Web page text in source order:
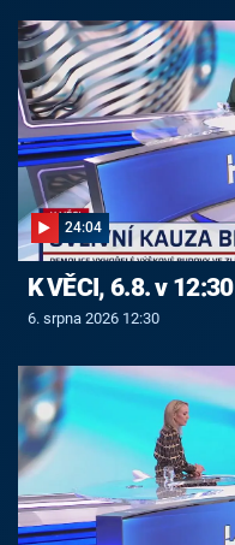
24:04
K VĚCI, 6.8. v 12:30
6. srpna 2026 12:30